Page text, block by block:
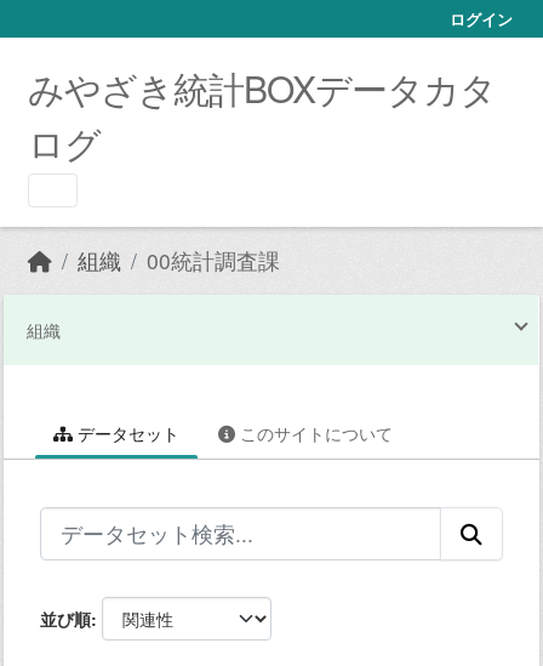
ログイン
みやざき統計BOXデータカタ
ログ
組織 00統計調査課
組織
データセット このサイトについて
並び順